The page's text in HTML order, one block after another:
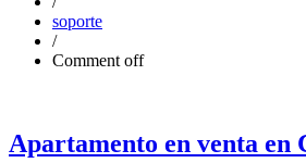
soporte
/
Comment off
Apartamento en venta en